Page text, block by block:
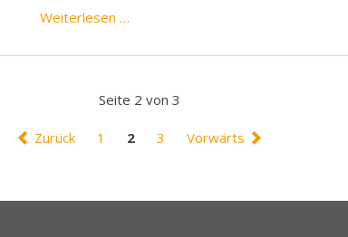
Weiterlesen …
Broschüre
MSO
Seite 2 von 3
Zurück 1 2 3 Vorwärts